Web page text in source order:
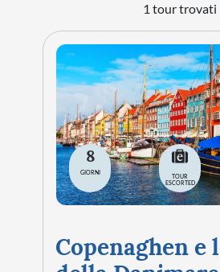
1 tour trovati
8
GIORNI
TOUR
ESCORTED
Copenaghen e